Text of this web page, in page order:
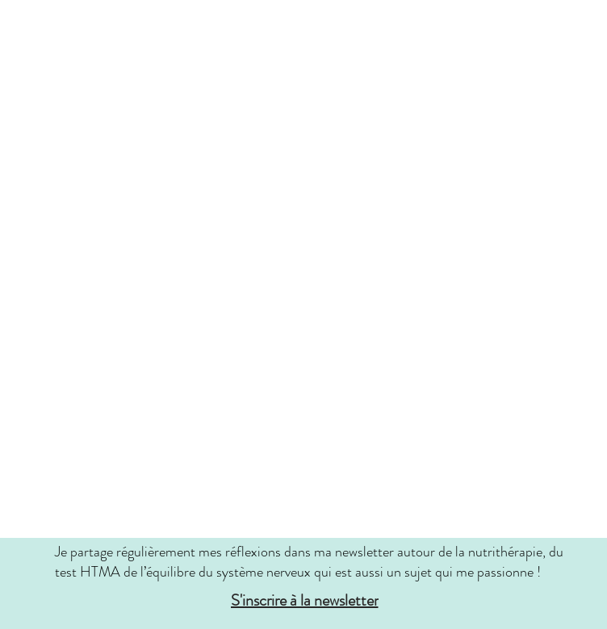
Je partage régulièrement mes réflexions dans ma newsletter autour de la nutrithérapie, du
test HTMA de l’équilibre du système nerveux qui est aussi un sujet qui me passionne !
S'inscrire à la newsletter